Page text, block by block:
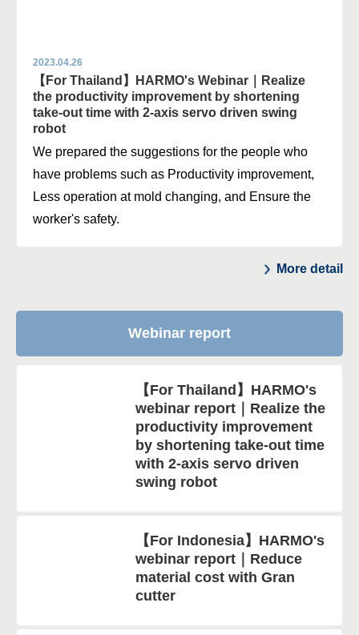
2023.04.26
【For Thailand】HARMO's Webinar｜Realize
the productivity improvement by shortening
take-out time with 2-axis servo driven swing
robot
We prepared the suggestions for the people who
have problems such as Productivity improvement,
Less operation at mold changing, and Ensure the
worker's safety.
More detail
Webinar report
【For Thailand】HARMO's
webinar report｜Realize the
productivity improvement
by shortening take-out time
with 2-axis servo driven
swing robot
【For Indonesia】HARMO's
webinar report｜Reduce
material cost with Gran
cutter